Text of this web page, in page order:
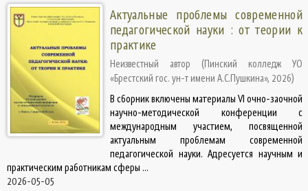
Актуальные проблемы современной
педагогической науки : от теории к
практике
Неизвестный автор (Пинский колледж УО
«Брестский гос. ун-т имени А.С.Пушкина», 2026)
В сборник включены материалы VI очно-заочной
научно-методической конференции с
международным участием, посвященной
актуальным проблемам современной
педагогической науки. Адресуется научным и
практическим работникам сферы ...
2026-05-05